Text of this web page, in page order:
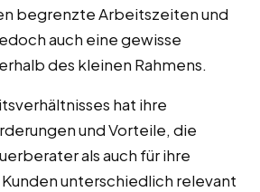
begrenzte Arbeitszeiten und
auch eine gewisse
des kleinen Rahmens.
hat ihre
und Vorteile, die
als auch für ihre
unterschiedlich relevant